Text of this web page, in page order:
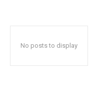
No posts to display